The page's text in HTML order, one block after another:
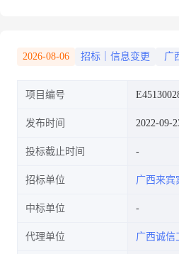
2026-08-06 招标｜信息变更 广
项目编号
发布时间 2022-09-
投标截止时间
招标单位 广西来宾
中标单位
代理单位 广西诚信